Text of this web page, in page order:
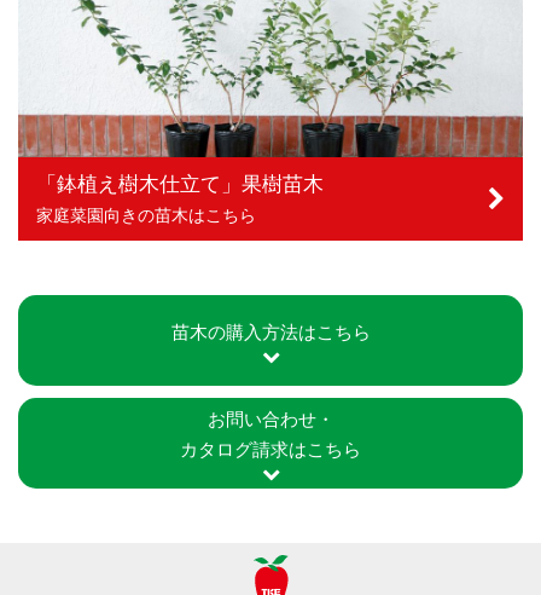
「鉢植え樹木仕立て」果樹苗木
家庭菜園向きの苗木はこちら
苗木の購入方法はこちら
お問い合わせ・
カタログ請求はこちら